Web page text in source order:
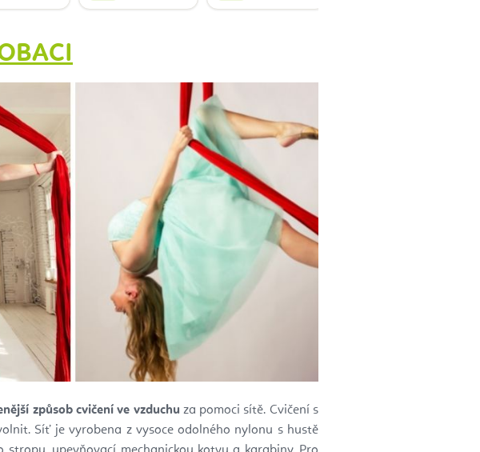
způsob cvičení ve vzduchu za pomoci sítě. Cvičení s
Síť je vyrobena z vysoce odolného nylonu s hustě